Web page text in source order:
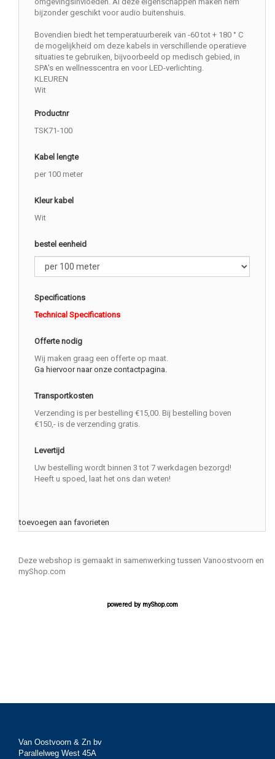
bijzonder geschikt voor audio buitenshuis.
Bovendien biedt het temperatuurbereik van -60 tot + 180 ° C
de mogelijkheid om deze kabels in verschillende operatieve
situaties te gebruiken, bijvoorbeeld op medisch gebied, in
SPA's en wellnesscentra en voor LED-verlichting.
KLEUREN
Wit
Productnr
TSK71-100
Kabel lengte
per 100 meter
Kleur kabel
Wit
bestel eenheid
Specifications
Technical Specifications
Offerte nodig
Wij maken graag een offerte op maat.
Ga hiervoor naar onze contactpagina.
Transportkosten
Verzending is per bestelling €15,00. Bij bestelling boven
€150,- is de verzending gratis.
Levertijd
Uw bestelling wordt binnen 3 tot 7 werkdagen bezorgd!
Heeft u spoed, laat het ons dan weten!
toevoegen aan favorieten
Deze webshop is gemaakt in samenwerking tussen Vanoostvoorn en
myShop.com
powered by myShop.com
Van Oostvoorn & Zn bv
Parallelweg West 45A